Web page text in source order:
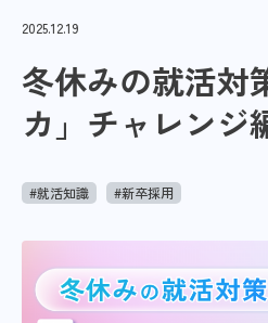
2025.12.19
冬休みの就活対
カ」チャレンジ
#就活知識 #新卒採用